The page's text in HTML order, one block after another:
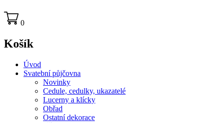
0
Košík
Úvod
Svatební půjčovna
Novinky
Cedule, cedulky, ukazatelé
Lucerny a klícky
Obřad
Ostatní dekorace